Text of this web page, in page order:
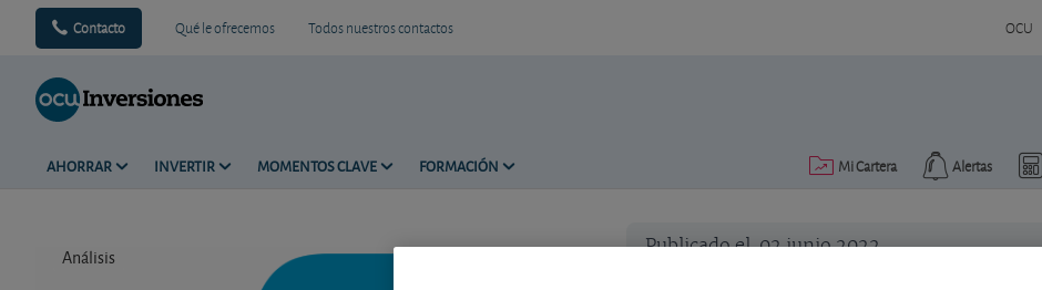
Contacto Qué le ofrecemos Todos nuestros contactos OCU
AHORRAR INVERTIR MOMENTOS CLAVE FORMACIÓN Alertas
Mi Cartera
Análisis Publicado el 02 junio 2022